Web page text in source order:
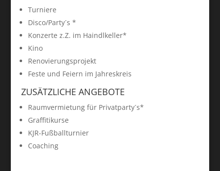
Turniere
Disco/Party´s *
Konzerte z.Z. im Haindlkeller*
Kino
Renovierungsprojekt
Feste und Feiern im Jahreskreis
ZUSÄTZLICHE ANGEBOTE
Raumvermietung für Privatparty´s*
Graffitikurse
KJR-Fußballturnier
Coaching